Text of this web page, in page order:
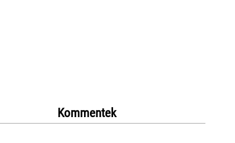
Kommentek